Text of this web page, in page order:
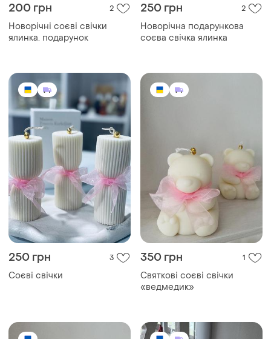
200 грн 2
Новорічні соєві свічки
ялинка. подарунок
250 грн 2
Новорічна подарункова
соєва свічка ялинка
250 грн 3
Соєві свічки
350 грн 1
Святкові соєві свічки
«ведмедик»